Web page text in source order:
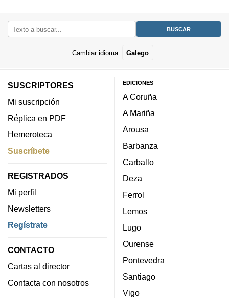
Cambiar idioma: Galego
SUSCRIPTORES
Mi suscripción
Réplica en PDF
Hemeroteca
Suscríbete
REGISTRADOS
Mi perfil
Newsletters
Regístrate
CONTACTO
Cartas al director
Contacta con nosotros
EDICIONES
A Coruña
A Mariña
Arousa
Barbanza
Carballo
Deza
Ferrol
Lemos
Lugo
Ourense
Pontevedra
Santiago
Vigo